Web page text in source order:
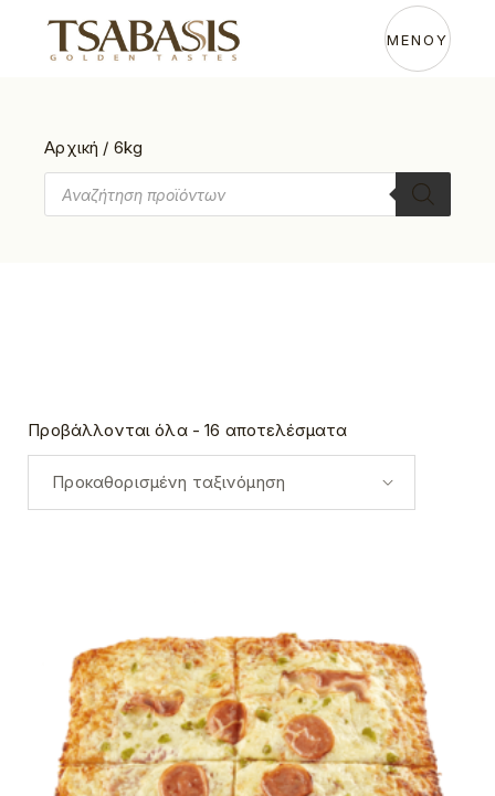
content
ΜΕΝΟΥ
Αρχική / 6kg
Products
search
Προβάλλονται όλα - 16 αποτελέσματα
Προκαθορισμένη ταξινόμηση